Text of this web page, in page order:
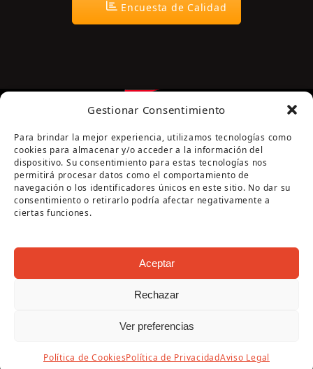
Gestionar Consentimiento
Para brindar la mejor experiencia, utilizamos tecnologías como
cookies para almacenar y/o acceder a la información del
dispositivo. Su consentimiento para estas tecnologías nos
permitirá procesar datos como el comportamiento de
navegación o los identificadores únicos en este sitio. No dar su
consentimiento o retirarlo podría afectar negativamente a
ciertas funciones.
Aceptar
Rechazar
Ver preferencias
Política de CookiesPolítica de PrivacidadAviso Legal
Encuesta de Calidad
Página cofinanciada por la Diputación de Córdoba
Copyright Oficina de Turismo - Ayuntamiento de
Aviso Legal|Política de Privacidad|Política de